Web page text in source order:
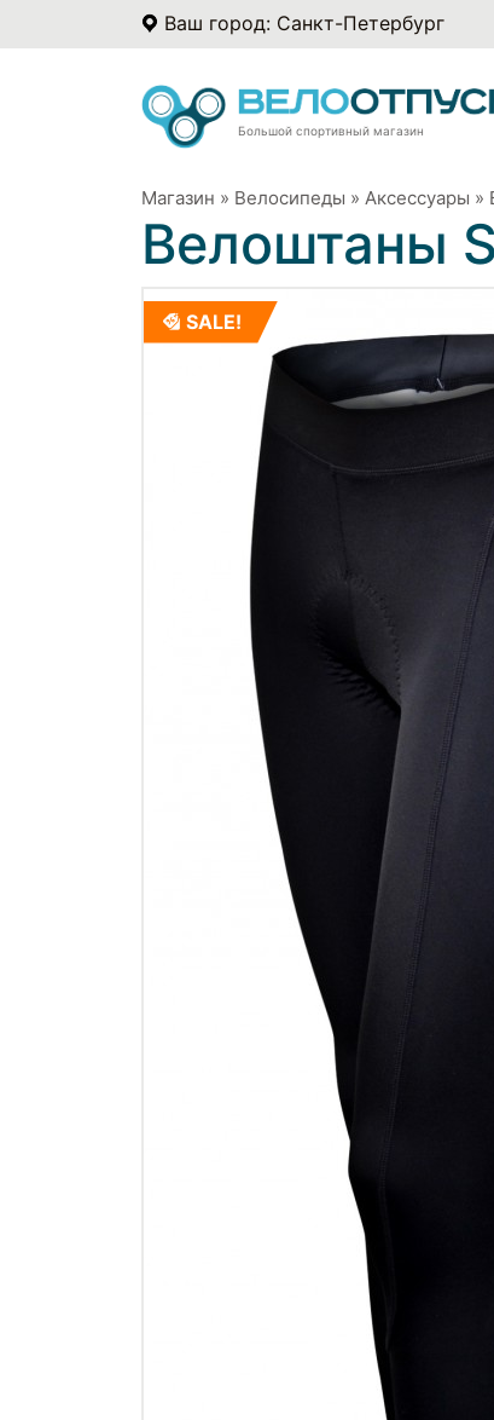
Ваш город: Санкт-Петербург
Большой спортивный магазин
Магазин » Велосипеды » Аксессуары »
Велоштаны
SALE!